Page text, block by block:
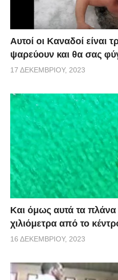
Αυτοί οι Καναδοί είναι
ψαρεύουν και θα σας
17 ΔΕΚΕΜΒΡΊΟΥ, 2023
Και όμως αυτά τα πλάνα
χιλιόμετρα από το
16 ΔΕΚΕΜΒΡΊΟΥ, 2023